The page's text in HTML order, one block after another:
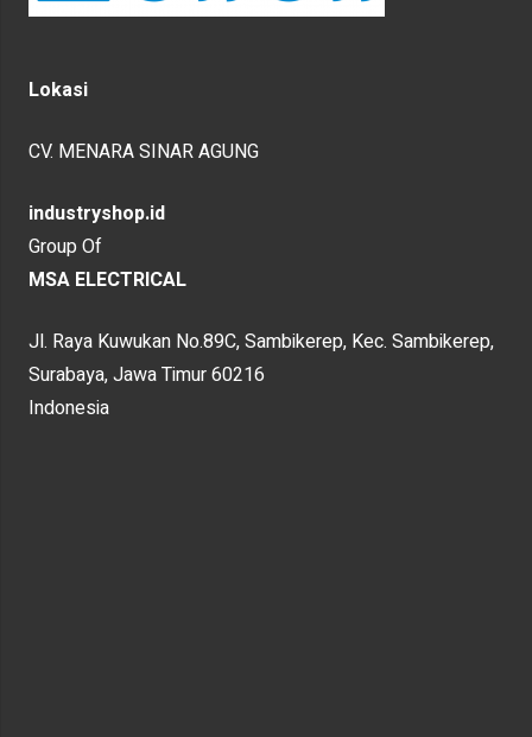
Lokasi
CV. MENARA SINAR AGUNG
industryshop.id
Group Of
MSA ELECTRICAL
Jl. Raya Kuwukan No.89C, Sambikerep, Kec. Sambikerep,
Surabaya, Jawa Timur 60216
Indonesia